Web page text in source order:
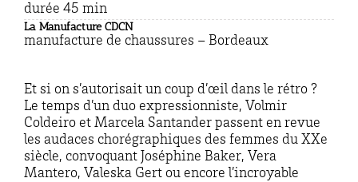
durée 45 min
La Manufacture CDCN
manufacture de chaussures – Bordeaux
Et si on s’autorisait un coup d’œil dans le rétro ?
Le temps d’un duo expressionniste, Volmir
Coldeiro et Marcela Santander passent en revue
les audaces chorégraphiques des femmes du XXe
siècle, convoquant Joséphine Baker, Vera
Mantero, Valeska Gert ou encore l’incroyable